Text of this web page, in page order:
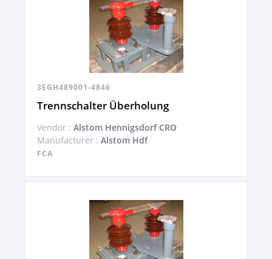
3EGH489001-4846
Trennschalter Überholung
Vendor : Alstom Hennigsdorf CRO
Manufacturer : Alstom Hdf
FCA